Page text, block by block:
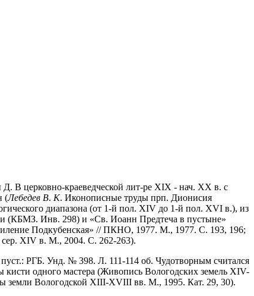
В церковно-краеведческой лит-ре XIX - нач. XX в. с
(Лебедев В. К. Иконописные труды прп. Дионисия
диапазона (от 1-й пол. XIV до 1-й пол. XVI в.), из
(КБМЗ. Инв. 298) и «Св. Иоанн Предтеча в пустыне»
Подкубенская» // ПКНО, 1977. М., 1977. С. 193, 196;
XIV в. М., 2004. С. 262-263).
РГБ. Унд. № 398. Л. 111-114 об. Чудотворным считался
одного мастера (Живопись Вологодских земель XIV-
земли Вологодской XIII-XVIII вв. М., 1995. Кат. 29, 30).